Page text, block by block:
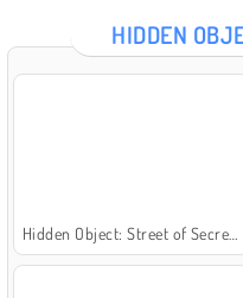
HIDDEN